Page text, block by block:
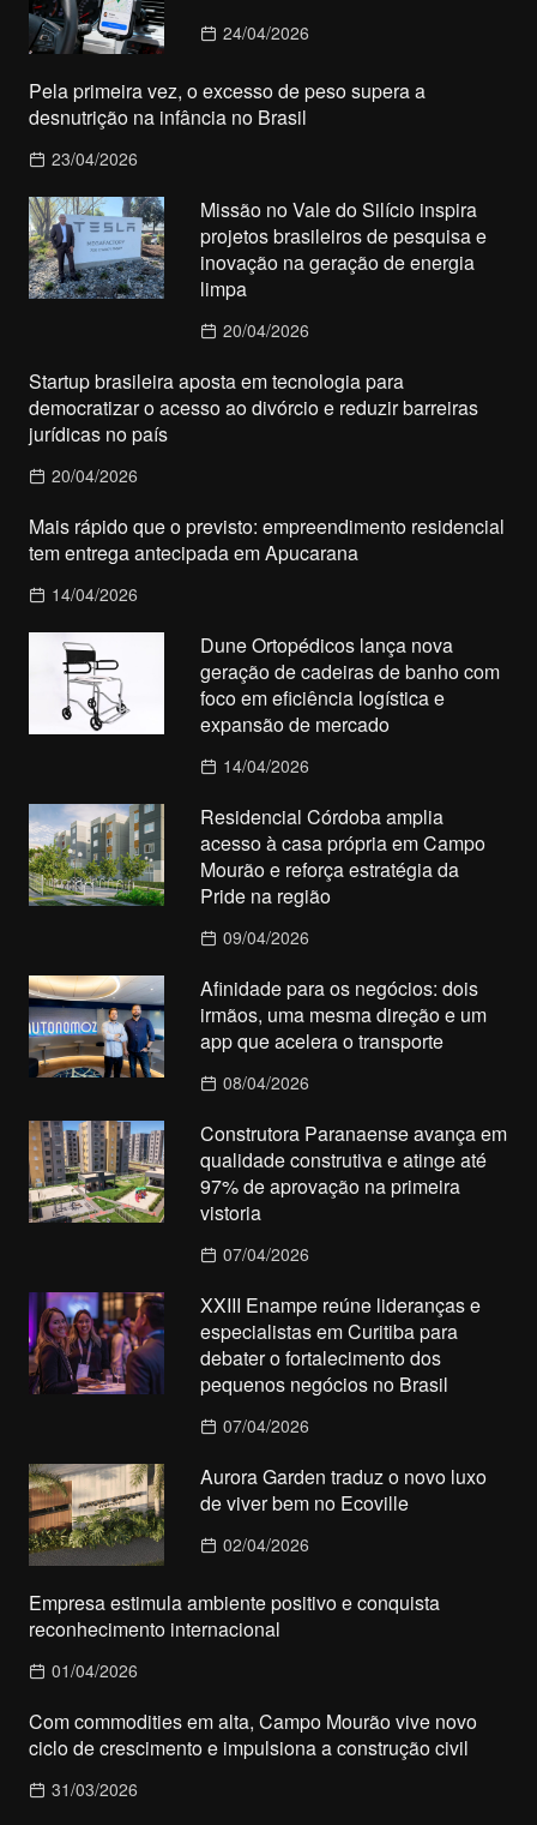
24/04/2026
Pela primeira vez, o excesso de peso supera a
desnutrição na infância no Brasil
23/04/2026
Missão no Vale do Silício inspira
projetos brasileiros de pesquisa e
inovação na geração de energia
limpa
20/04/2026
Startup brasileira aposta em tecnologia para
democratizar o acesso ao divórcio e reduzir barreiras
jurídicas no país
20/04/2026
Mais rápido que o previsto: empreendimento residencial
tem entrega antecipada em Apucarana
14/04/2026
Dune Ortopédicos lança nova
geração de cadeiras de banho com
foco em eficiência logística e
expansão de mercado
14/04/2026
Residencial Córdoba amplia
acesso à casa própria em Campo
Mourão e reforça estratégia da
Pride na região
09/04/2026
Afinidade para os negócios: dois
irmãos, uma mesma direção e um
app que acelera o transporte
08/04/2026
Construtora Paranaense avança em
qualidade construtiva e atinge até
97% de aprovação na primeira
vistoria
07/04/2026
XXIII Enampe reúne lideranças e
especialistas em Curitiba para
debater o fortalecimento dos
pequenos negócios no Brasil
07/04/2026
Aurora Garden traduz o novo luxo
de viver bem no Ecoville
02/04/2026
Empresa estimula ambiente positivo e conquista
reconhecimento internacional
01/04/2026
Com commodities em alta, Campo Mourão vive novo
ciclo de crescimento e impulsiona a construção civil
31/03/2026